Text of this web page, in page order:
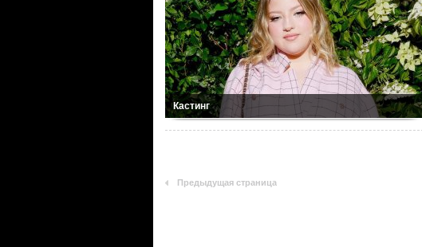
Кастинг
Предыдущая страница